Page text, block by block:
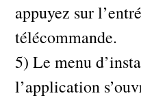
appuyez sur
télécommande.
5) Le menu
l’application